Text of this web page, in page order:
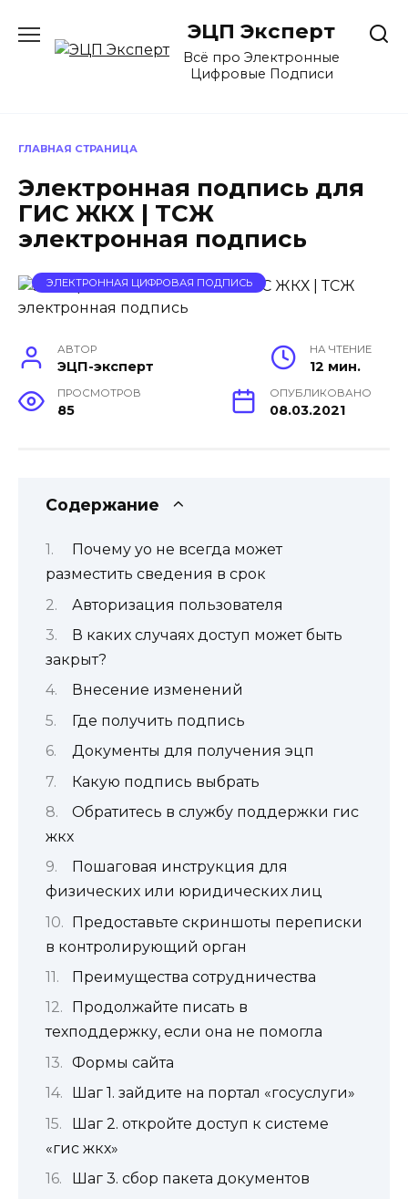
содержанию
ЭЦП Эксперт
Всё про Электронные
Цифровые Подписи
ГЛАВНАЯ СТРАНИЦА
Электронная подпись для
ГИС ЖКХ | ТСЖ
электронная подпись
ЭЛЕКТРОННАЯ ЦИФРОВАЯ ПОДПИСЬ
АВТОР
ЭЦП-эксперт
НА ЧТЕНИЕ
12 мин.
ПРОСМОТРОВ
85
ОПУБЛИКОВАНО
08.03.2021
Содержание
Почему уо не всегда может
разместить сведения в срок
Авторизация пользователя
В каких случаях доступ может быть
закрыт?
Внесение изменений
Где получить подпись
Документы для получения эцп
Какую подпись выбрать
Обратитесь в службу поддержки гис
жкх
Пошаговая инструкция для
физических или юридических лиц
Предоставьте скриншоты переписки
в контролирующий орган
Преимущества сотрудничества
Продолжайте писать в
техподдержку, если она не помогла
Формы сайта
Шаг 1. зайдите на портал «госуслуги»
Шаг 2. откройте доступ к системе
«гис жкх»
Шаг 3. сбор пакета документов